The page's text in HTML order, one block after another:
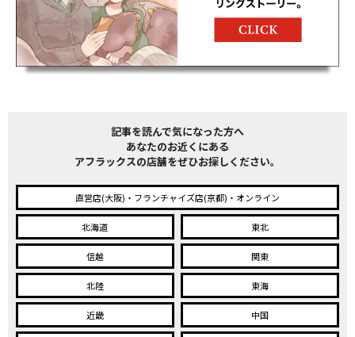
記事を読んで気になった方へ
あなたのお近くにある
アフラックスの店舗をぜひお探しください。
直営店(大阪)・フランチャイズ店(京都)・オンライン
北海道 東北
信越 関東
北陸 東海
近畿 中国